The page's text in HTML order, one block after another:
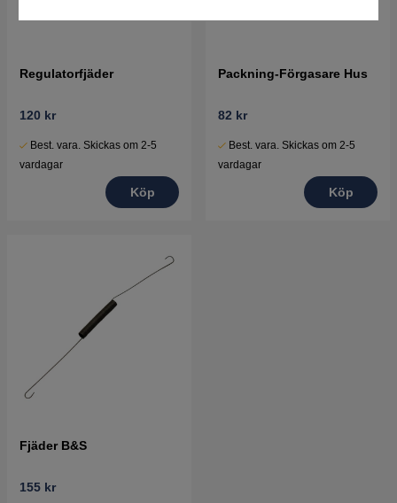
Regulatorfjäder
120 kr
Best. vara. Skickas om 2-5
vardagar
Köp
Packning-Förgasare Hus
82 kr
Best. vara. Skickas om 2-5
vardagar
Köp
Fjäder B&S
155 kr